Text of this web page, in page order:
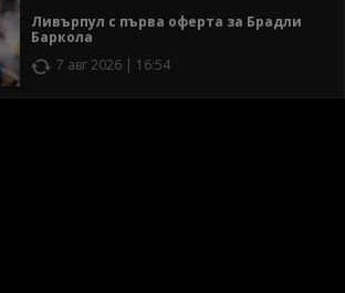
Ливърпул с първа оферта за Брадли
Баркола
7 авг 2026 | 16:54